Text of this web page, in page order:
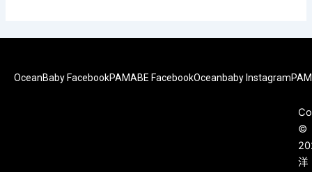
OceanBaby FacebookPAMABE FacebookOceanbaby Instagram
©
洋